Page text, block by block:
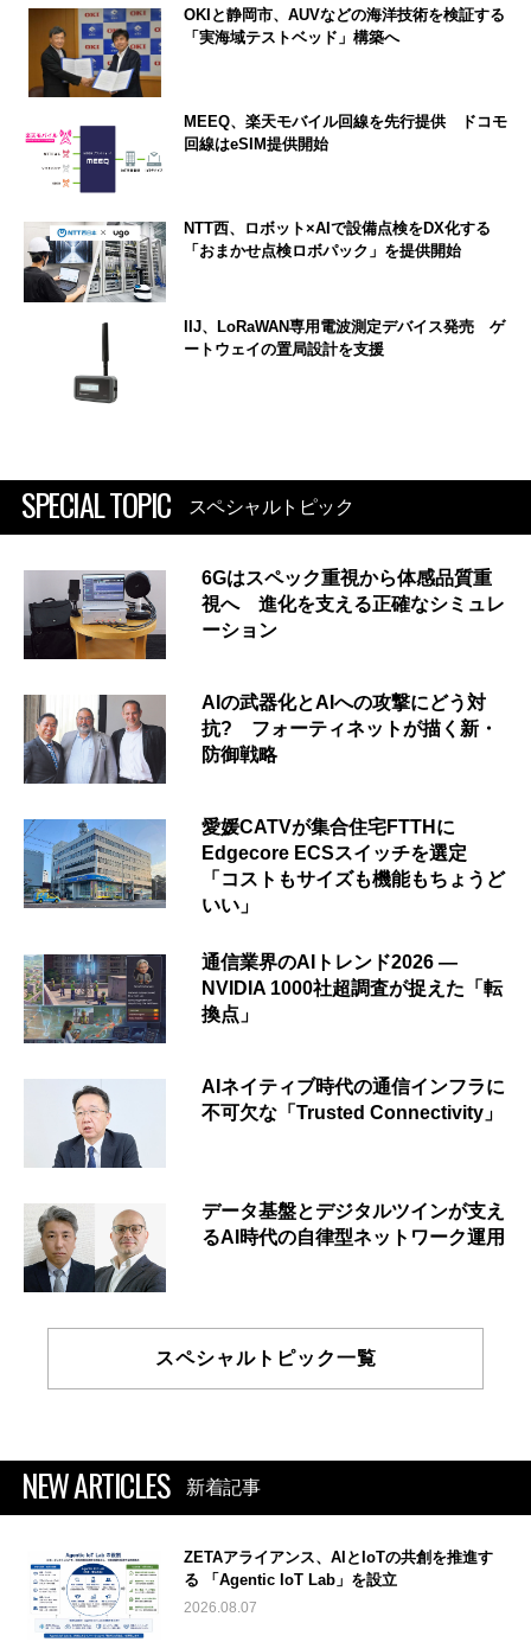
OKIと静岡市、AUVなどの海洋技術を検証する
「実海域テストベッド」構築へ
MEEQ、楽天モバイル回線を先行提供 ドコモ
回線はeSIM提供開始
NTT西、ロボット×AIで設備点検をDX化する
「おまかせ点検ロボパック」を提供開始
IIJ、LoRaWAN専用電波測定デバイス発売 ゲ
ートウェイの置局設計を支援
SPECIAL TOPIC スペシャルトピック
6Gはスペック重視から体感品質重
視へ 進化を支える正確なシミュレ
ーション
AIの武器化とAIへの攻撃にどう対
抗? フォーティネットが描く新・
防御戦略
愛媛CATVが集合住宅FTTHに
Edgecore ECSスイッチを選定
「コストもサイズも機能もちょうど
いい」
通信業界のAIトレンド2026 ―
NVIDIA 1000社超調査が捉えた「転
換点」
AIネイティブ時代の通信インフラに
不可欠な「Trusted Connectivity」
データ基盤とデジタルツインが支え
るAI時代の自律型ネットワーク運用
スペシャルトピック一覧
NEW ARTICLES 新着記事
ZETAアライアンス、AIとIoTの共創を推進す
る 「Agentic IoT Lab」を設立
2026.08.07